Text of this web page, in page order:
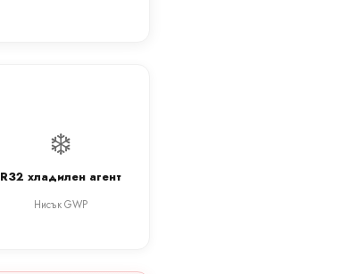
❄️
R32 хладилен агент
Нисък GWP